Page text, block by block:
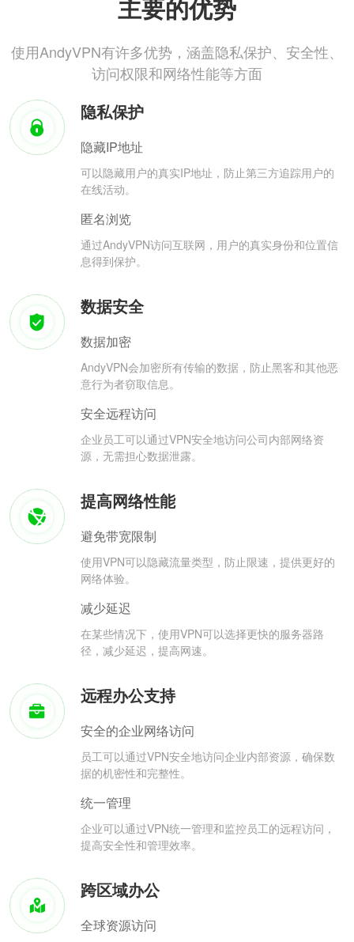
主要的优势
使用AndyVPN有许多优势，涵盖隐私保护、安全性、
访问权限和网络性能等方面
隐私保护
隐藏IP地址
可以隐藏用户的真实IP地址，防止第三方追踪用户的
在线活动。
匿名浏览
通过AndyVPN访问互联网，用户的真实身份和位置信
息得到保护。
数据安全
数据加密
AndyVPN会加密所有传输的数据，防止黑客和其他恶
意行为者窃取信息。
安全远程访问
企业员工可以通过VPN安全地访问公司内部网络资
源，无需担心数据泄露。
提高网络性能
避免带宽限制
使用VPN可以隐藏流量类型，防止限速，提供更好的
网络体验。
减少延迟
在某些情况下，使用VPN可以选择更快的服务器路
径，减少延迟，提高网速。
远程办公支持
安全的企业网络访问
员工可以通过VPN安全地访问企业内部资源，确保数
据的机密性和完整性。
统一管理
企业可以通过VPN统一管理和监控员工的远程访问，
提高安全性和管理效率。
跨区域办公
全球资源访问